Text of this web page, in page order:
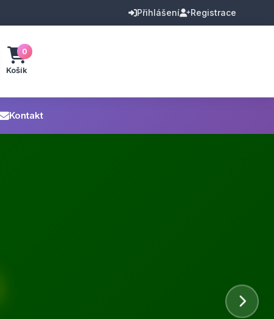
Přihlášení Registrace
0
Košík
Kontakt